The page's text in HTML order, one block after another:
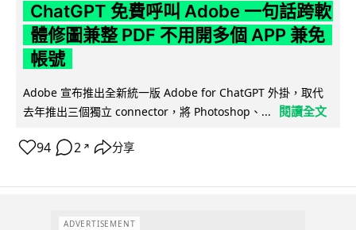
ChatGPT 免費呼叫 Adobe 一句話跨軟
體修圖兼整 PDF 不用開多個 APP 兼免
帳號
Adobe 宣布推出全新統一版 Adobe for ChatGPT 外掛，取代
去年推出三個獨立 connector，將 Photoshop、...
閱讀全文
94 2 ↗ 分享
ADVERTISEMENT